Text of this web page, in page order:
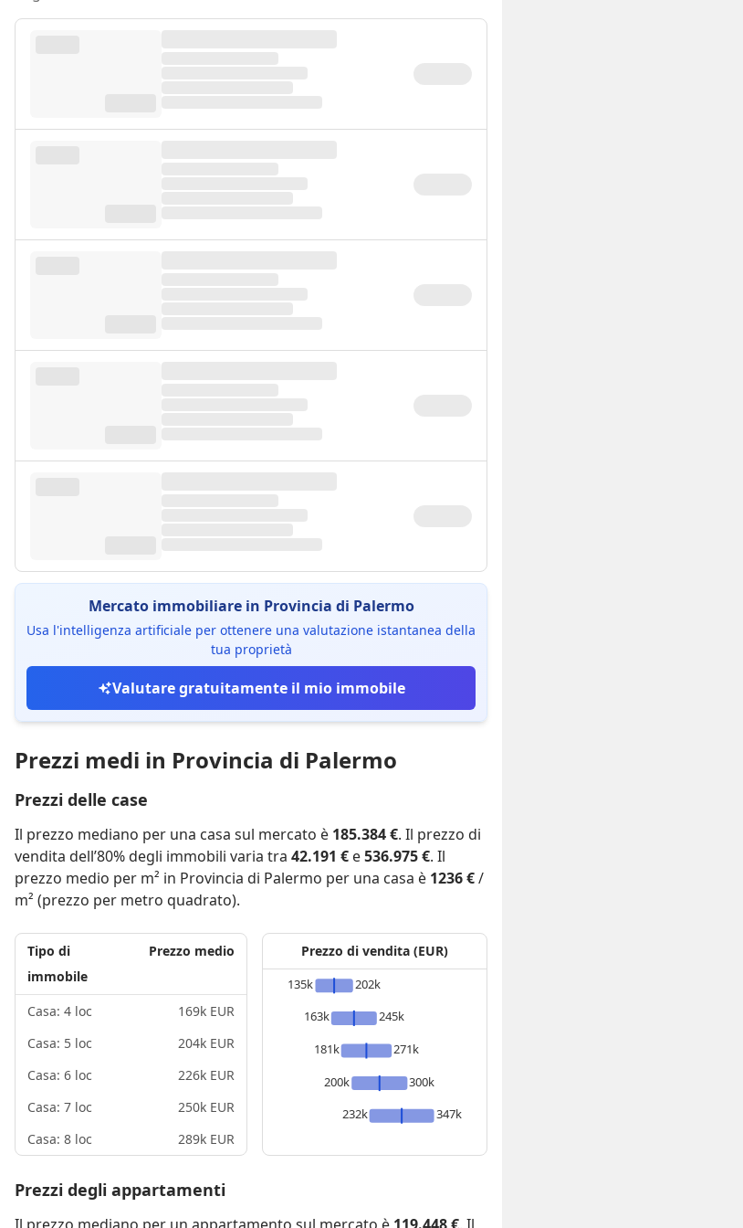
Mercato immobiliare in Provincia di Palermo
Usa l'intelligenza artificiale per ottenere una valutazione istantanea della
tua proprietà
Valutare gratuitamente il mio immobile
Prezzi medi in Provincia di Palermo
Prezzi delle case
Il prezzo mediano per una casa sul mercato è 185.384 €. Il prezzo di
vendita dell’80% degli immobili varia tra 42.191 € e536.975 €. Il
prezzo medio per m² in Provincia di Palermo per una casa è 1236 €/
m² (prezzo per metro quadrato).
Tipo di
immobile
Prezzo medio
Casa: 4 loc
169k EUR
Casa: 5 loc
204k EUR
Casa: 6 loc
226k EUR
Casa: 7 loc
250k EUR
Casa: 8 loc
289k EUR
Prezzo di vendita (EUR)
135k
202k
163k
245k
181k
271k
200k
300k
232k
347k
Prezzi degli appartamenti